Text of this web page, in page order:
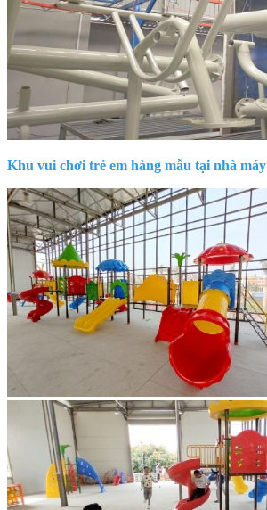
Khu vui chơi trẻ em hàng mẫu tại nhà máy